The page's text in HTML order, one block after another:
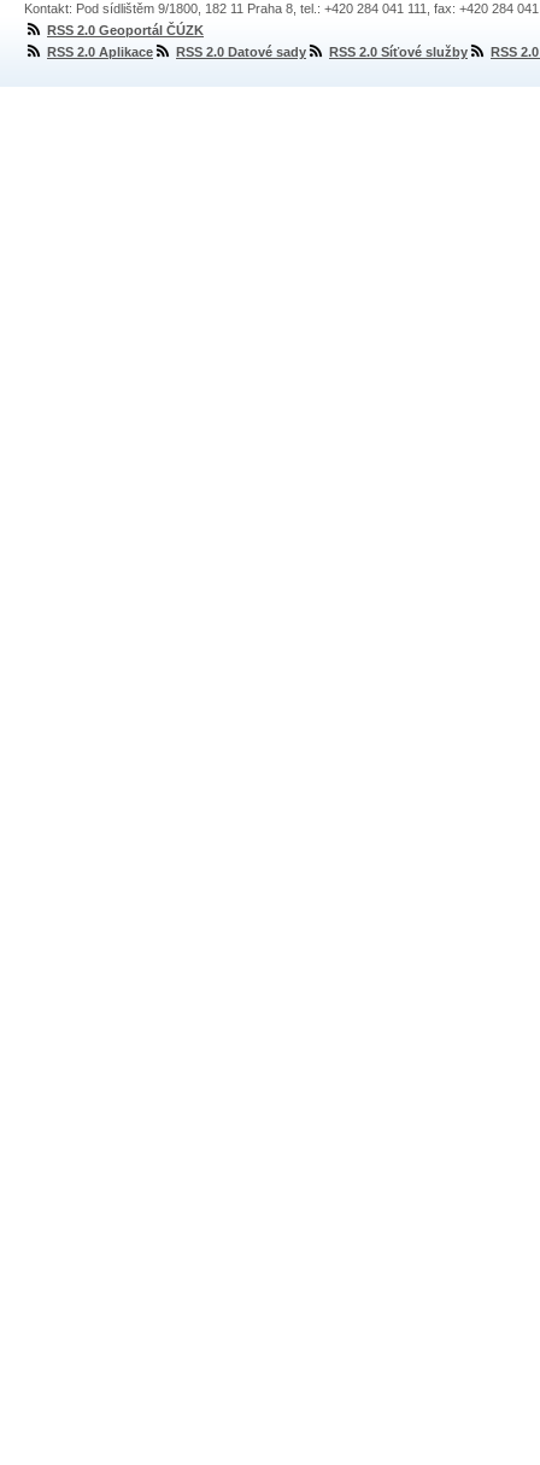
Kontakt: Pod sídlištěm 9/1800, 182 11 Praha 8, tel.: +420 284 041 111, fax: +420 284
RSS 2.0 Geoportál ČÚZK
RSS 2.0 Aplikace
RSS 2.0 Datové sady RSS 2.0 Síťové služby RSS